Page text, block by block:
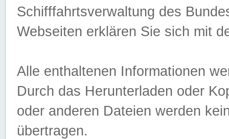
Schifffahrtsverwaltung des
Webseiten erklären Sie sich mit
Alle enthaltenen Informationen
Durch das Herunterladen oder
oder anderen Dateien werden
übertragen.